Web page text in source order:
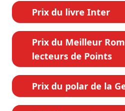
Prix du livre Inter
Prix du Meilleur
lecteurs de Points
Prix du polar de la